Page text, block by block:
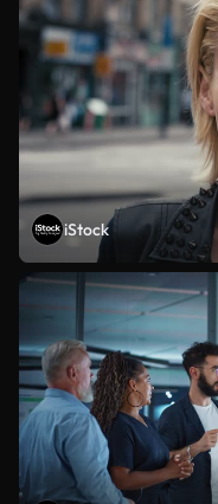
iStock